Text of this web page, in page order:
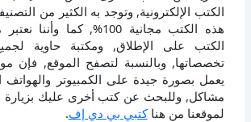
الكتب الإلكترونية, وتوجد به الكثير من
هذه الكتب مجانية 100%, كما
الكتب على الإطلاق, ومكتبة حاوية
يعمل بصورة جيدة على الكمبيوتر والهواتف
مشاكل, وللبحث عن كتب أخرى عليك بزيارة
لموقعنا من هناكتبي بي دي إف.